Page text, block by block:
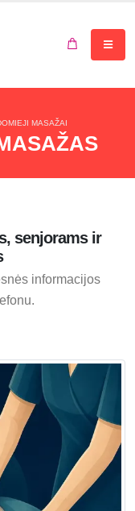
MASAŽAI
senjorams ir
informacijos